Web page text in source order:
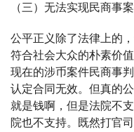
（三）无法实现民商事
公平正义除了法律上的
符合社会大众的朴素价
现在的涉币案件民商事
认定合同无效。但真的
就是钱啊，但是法院不
院也不支持。既然打官